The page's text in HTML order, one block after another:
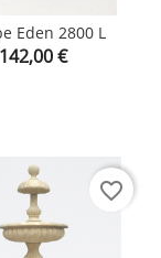
Eden 2800 L
Prix
142,00 €
favorite_border